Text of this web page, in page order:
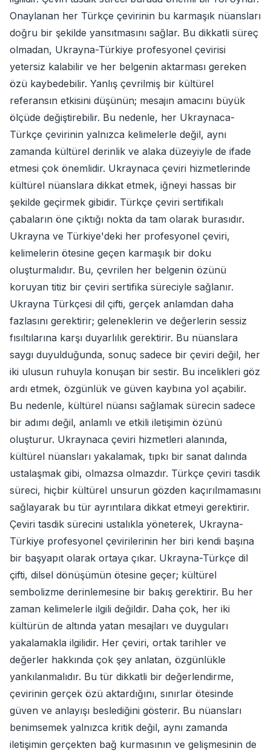
Onaylanan her Türkçe çevirinin bu karmaşık nüansları
doğru bir şekilde yansıtmasını sağlar. Bu dikkatli süreç
olmadan, Ukrayna-Türkiye profesyonel çevirisi
yetersiz kalabilir ve her belgenin aktarması gereken
özü kaybedebilir. Yanlış çevrilmiş bir kültürel
referansın etkisini düşünün; mesajın amacını büyük
ölçüde değiştirebilir. Bu nedenle, her Ukraynaca-
Türkçe çevirinin yalnızca kelimelerle değil, aynı
zamanda kültürel derinlik ve alaka düzeyiyle de ifade
etmesi çok önemlidir. Ukraynaca çeviri hizmetlerinde
kültürel nüanslara dikkat etmek, iğneyi hassas bir
şekilde geçirmek gibidir. Türkçe çeviri sertifikalı
çabaların öne çıktığı nokta da tam olarak burasıdır.
Ukrayna ve Türkiye'deki her profesyonel çeviri,
kelimelerin ötesine geçen karmaşık bir doku
oluşturmalıdır. Bu, çevrilen her belgenin özünü
koruyan titiz bir çeviri sertifika süreciyle sağlanır.
Ukrayna Türkçesi dil çifti, gerçek anlamdan daha
fazlasını gerektirir; geleneklerin ve değerlerin sessiz
fısıltılarına karşı duyarlılık gerektirir. Bu nüanslara
saygı duyulduğunda, sonuç sadece bir çeviri değil, her
iki ulusun ruhuyla konuşan bir sestir. Bu incelikleri göz
ardı etmek, özgünlük ve güven kaybına yol açabilir.
Bu nedenle, kültürel nüansı sağlamak sürecin sadece
bir adımı değil, anlamlı ve etkili iletişimin özünü
oluşturur. Ukraynaca çeviri hizmetleri alanında,
kültürel nüansları yakalamak, tıpkı bir sanat dalında
ustalaşmak gibi, olmazsa olmazdır. Türkçe çeviri tasdik
süreci, hiçbir kültürel unsurun gözden kaçırılmamasını
sağlayarak bu tür ayrıntılara dikkat etmeyi gerektirir.
Çeviri tasdik sürecini ustalıkla yöneterek, Ukrayna-
Türkiye profesyonel çevirilerinin her biri kendi başına
bir başyapıt olarak ortaya çıkar. Ukrayna-Türkçe dil
çifti, dilsel dönüşümün ötesine geçer; kültürel
sembolizme derinlemesine bir bakış gerektirir. Bu her
zaman kelimelerle ilgili değildir. Daha çok, her iki
kültürün de altında yatan mesajları ve duyguları
yakalamakla ilgilidir. Her çeviri, ortak tarihler ve
değerler hakkında çok şey anlatan, özgünlükle
yankılanmalıdır. Bu tür dikkatli bir değerlendirme,
çevirinin gerçek özü aktardığını, sınırlar ötesinde
güven ve anlayışı beslediğini gösterir. Bu nüansları
benimsemek yalnızca kritik değil, aynı zamanda
iletişimin gerçekten bağ kurmasının ve gelişmesinin de